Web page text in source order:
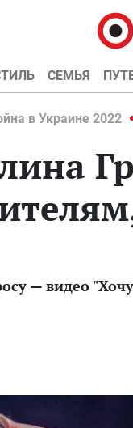
СЕМЬЯ
в Украине 2022
— видео